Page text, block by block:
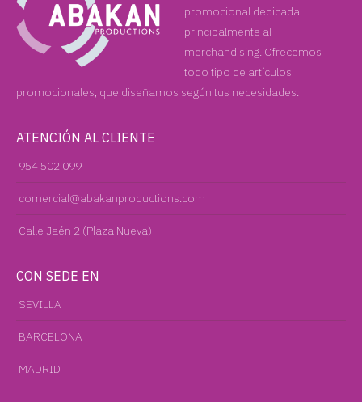
promocional dedicada
principalmente al
merchandising. Ofrecemos
todo tipo de artículos
promocionales, que diseñamos según tus necesidades.
ATENCIÓN AL CLIENTE
954 502 099
comercial@abakanproductions.com
Calle Jaén 2 (Plaza Nueva)
CON SEDE EN
SEVILLA
BARCELONA
MADRID